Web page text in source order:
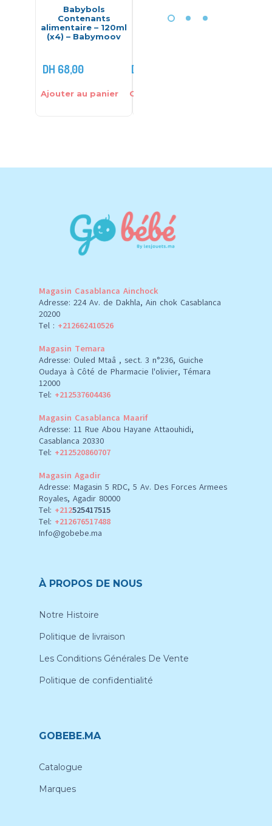
Babybols
Contenants
alimentaire – 120ml
(x4) – Babymoov
DH 68,00
Ajouter au panier
mousseline de
DH
Choix des options
Magasin Casablanca Ainchock
Adresse: 224 Av. de Dakhla, Ain chok Casablanca
20200
Tel : +212662410526
Magasin Temara
Adresse: Ouled Mtaâ , sect. 3 n°236, Guiche
Oudaya à Côté de Pharmacie l'olivier, Témara
12000
Tel: +212537604436
Magasin Casablanca Maarif
Adresse: 11 Rue Abou Hayane Attaouhidi,
Casablanca 20330
Tel: +212520860707
Magasin Agadir
Adresse: Magasin 5 RDC, 5 Av. Des Forces Armees
Royales, Agadir 80000
Tel: +212525417515
Tel: +212676517488
Info@gobebe.ma
À PROPOS DE NOUS
Notre Histoire
Politique de livraison
Les Conditions Générales De Vente
Politique de confidentialité
GOBEBE.MA
Catalogue
Marques